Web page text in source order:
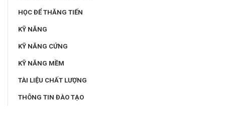
HỌC ĐỂ THĂNG TIẾN
KỸ NĂNG
KỸ NĂNG CỨNG
KỸ NĂNG MỀM
TÀI LIỆU CHẤT LƯỢNG
THÔNG TIN ĐÀO TẠO